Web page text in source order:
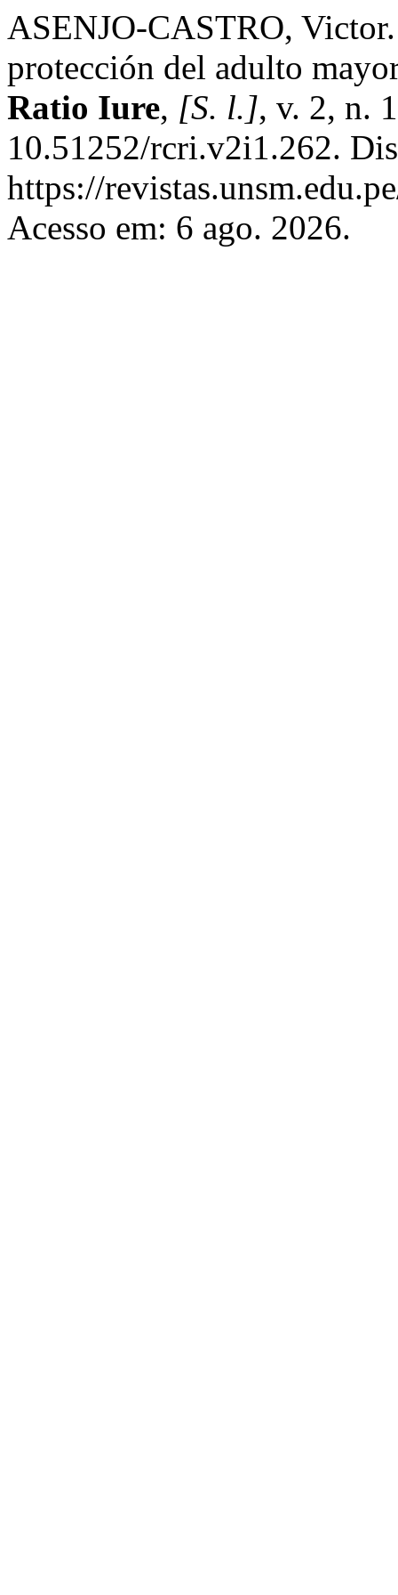
ASENJO-CASTRO,
protección del adulto
Ratio Iure, [S. l.], v. 2, n.
10.51252/rcri.v2i1.262.
https://
Acesso em: 6 ago. 2026.